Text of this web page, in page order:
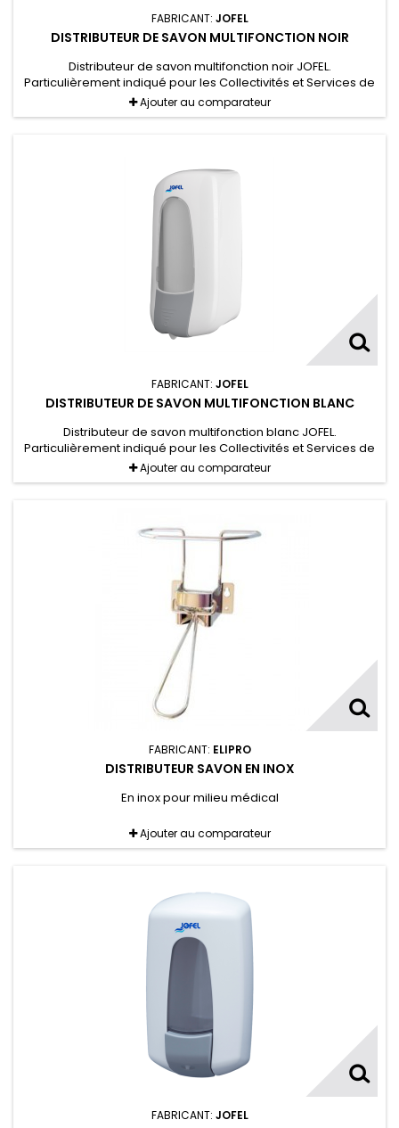
FABRICANT: JOFEL
DISTRIBUTEUR DE SAVON MULTIFONCTION NOIR
Distributeur de savon multifonction noir JOFEL.
Particulièrement indiqué pour les Collectivités et Services de
lieux hautement fréquentés.
Ajouter au comparateur
FABRICANT: JOFEL
DISTRIBUTEUR DE SAVON MULTIFONCTION BLANC
Distributeur de savon multifonction blanc JOFEL.
Particulièrement indiqué pour les Collectivités et Services de
lieux hautement fréquentés.
Ajouter au comparateur
FABRICANT: ELIPRO
DISTRIBUTEUR SAVON EN INOX
En inox pour milieu médical
Ajouter au comparateur
FABRICANT: JOFEL